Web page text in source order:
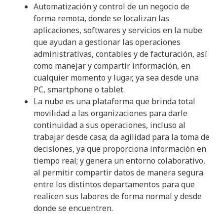
Automatización y control de un negocio de
forma remota, donde se localizan las
aplicaciones, softwares y servicios en la nube
que ayudan a gestionar las operaciones
administrativas, contables y de facturación, así
como manejar y compartir información, en
cualquier momento y lugar, ya sea desde una
PC, smartphone o tablet.
La nube es una plataforma que brinda total
movilidad a las organizaciones para darle
continuidad a sus operaciones, incluso al
trabajar desde casa; da agilidad para la toma de
decisiones, ya que proporciona información en
tiempo real; y genera un entorno colaborativo,
al permitir compartir datos de manera segura
entre los distintos departamentos para que
realicen sus labores de forma normal y desde
donde se encuentren.